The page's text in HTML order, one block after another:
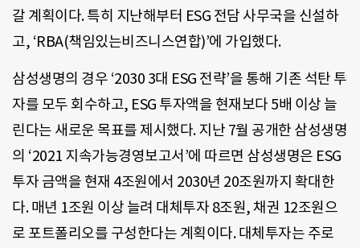
갈 계획이다. 특히 지난해부터 ESG 전담 사무국을 신설하
고, ‘RBA(책임있는비즈니스연합)’에 가입했다.
삼성생명의 경우 ‘2030 3대 ESG 전략’을 통해 기존 석탄 투
자를 모두 회수하고, ESG 투자액을 현재보다 5배 이상 늘
린다는 새로운 목표를 제시했다. 지난 7월 공개한 삼성생명
의 ‘2021 지속가능경영보고서’에 따르면 삼성생명은 ESG
투자 금액을 현재 4조원에서 2030년 20조원까지 확대한
다. 매년 1조원 이상 늘려 대체투자 8조원, 채권 12조원으
로 포트폴리오를 구성한다는 계획이다. 대체투자는 주로